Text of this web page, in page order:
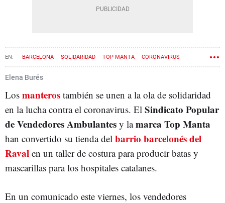
BARCELONA SOLIDARIDAD TOP MANTA CORONAVIRUS
Elena Burés
Los manteros también se unen a la ola de solidaridad
en la lucha contra el coronavirus. El Sindicato Popular
de Vendedores Ambulantes y lamarca Top Manta
han convertido su tienda del barrio barcelonés del
Raval en un taller de costura para producir batas y
mascarillas para los hospitales catalanes.
En un comunicado este viernes, los vendedores